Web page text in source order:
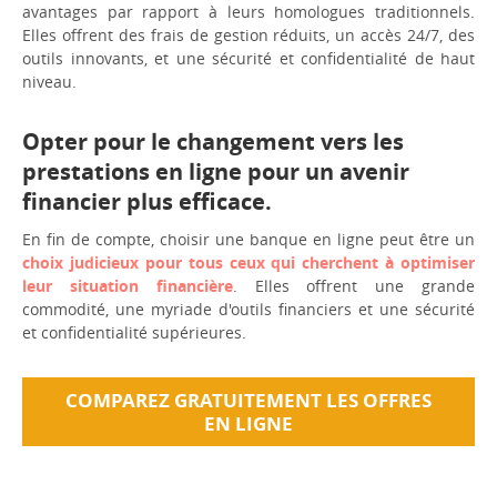
avantages par rapport à leurs homologues traditionnels.
Elles offrent des frais de gestion réduits, un accès 24/7, des
outils innovants, et une sécurité et confidentialité de haut
niveau.
Opter pour le changement vers les
prestations en ligne pour un avenir
financier plus efficace.
En fin de compte, choisir une banque en ligne peut être un
choix judicieux pour tous ceux qui cherchent à optimiser
leur situation financière. Elles offrent une grande
commodité, une myriade d'outils financiers et une sécurité
et confidentialité supérieures.
COMPAREZ GRATUITEMENT LES OFFRES
EN LIGNE